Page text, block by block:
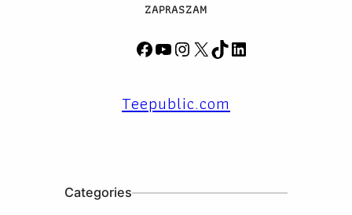
ZAPRASZAM
F
e
b
Y
T
u
t
a
X
T
o
Teepublic.com
Categories